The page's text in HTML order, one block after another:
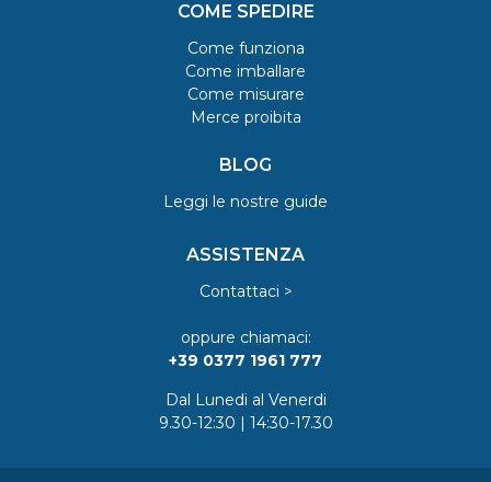
COME SPEDIRE
Come funziona
Come imballare
Come misurare
Merce proibita
BLOG
Leggi le nostre guide
ASSISTENZA
Contattaci >
oppure chiamaci:
+39 0377 1961 777
Dal Lunedi al Venerdi
9.30-12:30 | 14:30-17.30